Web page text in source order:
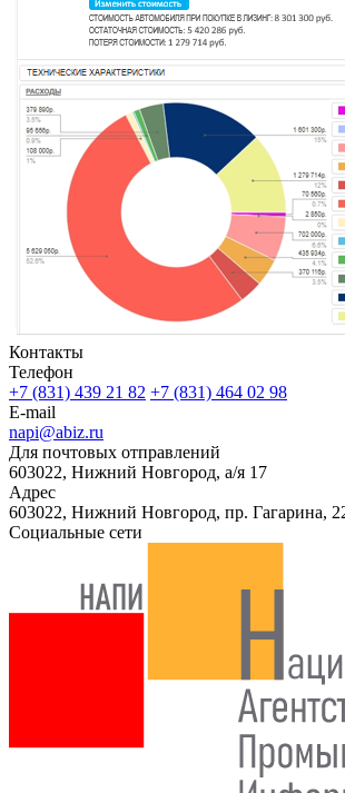
Контакты
Телефон
+7 (831) 439 21 82 +7 (831) 464 02 98
E-mail
napi@abiz.ru
Для почтовых отправлений
603022, Нижний Новгород, а/я 17
Адрес
603022, Нижний Новгород, пр. Гагарина,
Социальные сети